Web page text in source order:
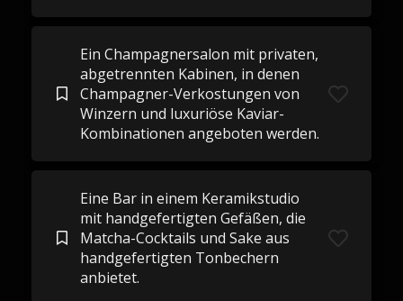
Ein Champagnersalon mit privaten,
abgetrennten Kabinen, in denen
Champagner-Verkostungen von
Winzern und luxuriöse Kaviar-
Kombinationen angeboten werden.
Eine Bar in einem Keramikstudio
mit handgefertigten Gefäßen, die
Matcha-Cocktails und Sake aus
handgefertigten Tonbechern
anbietet.